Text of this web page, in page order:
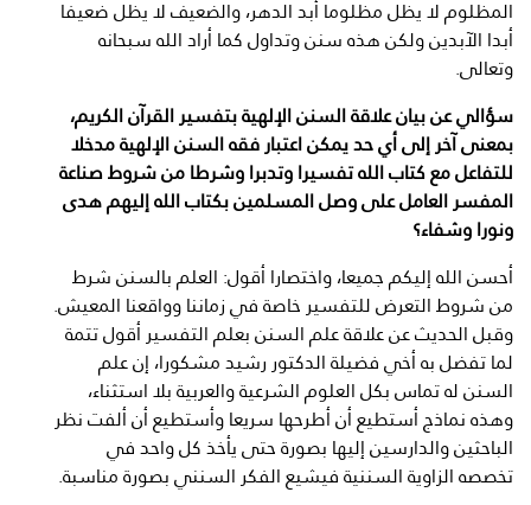
المظلوم لا يظل مظلوما أبد الدهر، والضعيف لا يظل ضعيفا
أبدا الآبدين ولكن هذه سنن وتداول كما أراد الله سبحانه
وتعالى.
سؤالي عن بيان علاقة السنن الإلهية بتفسير القرآن الكريم،
بمعنى آخر إلى أي حد يمكن اعتبار فقه السنن الإلهية مدخلا
للتفاعل مع كتاب الله تفسيرا وتدبرا وشرطا من شروط صناعة
المفسر العامل على وصل المسلمين بكتاب الله إليهم هدى
ونورا وشفاء؟
أحسن الله إليكم جميعا، واختصارا أقول: العلم بالسنن شرط
من شروط التعرض للتفسير خاصة في زماننا وواقعنا المعيش.
وقبل الحديث عن علاقة علم السنن بعلم التفسير أقول تتمة
لما تفضل به أخي فضيلة الدكتور رشيد مشكورا، إن علم
السنن له تماس بكل العلوم الشرعية والعربية بلا استثناء،
وهذه نماذج أستطيع أن أطرحها سريعا وأستطيع أن ألفت نظر
الباحثين والدارسين إليها بصورة حتى يأخذ كل واحد في
تخصصه الزاوية السننية فيشيع الفكر السنني بصورة مناسبة.